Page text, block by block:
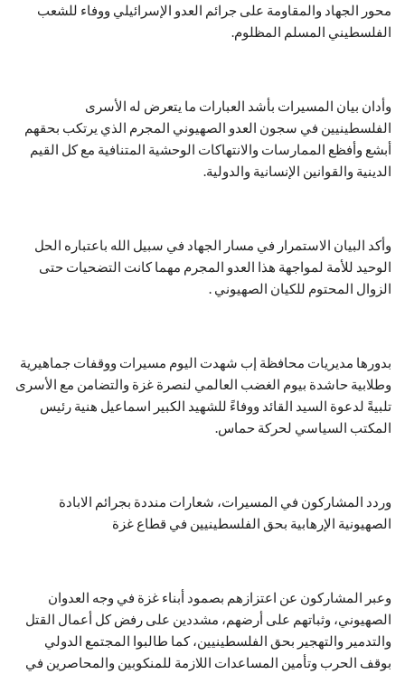
محور الجهاد والمقاومة على جرائم العدو الإسرائيلي ووفاء للشعب
الفلسطيني المسلم المظلوم.
وأدان بيان المسيرات بأشد العبارات ما يتعرض له الأسرى
الفلسطينيين في سجون العدو الصهيوني المجرم الذي يرتكب بحقهم
أبشع وأفظع الممارسات والانتهاكات الوحشية المتنافية مع كل القيم
الدينية والقوانين الإنسانية والدولية.
وأكد البيان الاستمرار في مسار الجهاد في سبيل الله باعتباره الحل
الوحيد للأمة لمواجهة هذا العدو المجرم مهما كانت التضحيات حتى
الزوال المحتوم للكيان الصهيوني .
بدورها مديريات محافظة إب شهدت اليوم مسيرات ووقفات جماهيرية
وطلابية حاشدة بيوم الغضب العالمي لنصرة غزة والتضامن مع الأسرى
تلبيةً لدعوة السيد القائد ووفاءً للشهيد الكبير اسماعيل هنية رئيس
المكتب السياسي لحركة حماس.
وردد المشاركون في المسيرات، شعارات منددة بجرائم الابادة
الصهيونية الإرهابية بحق الفلسطينيين في قطاع غزة
وعبر المشاركون عن اعتزازهم بصمود أبناء غزة في وجه العدوان
الصهيوني، وثباتهم على أرضهم، مشددين على رفض كل أعمال القتل
والتدمير والتهجير بحق الفلسطينيين، كما طالبوا المجتمع الدولي
بوقف الحرب وتأمين المساعدات اللازمة للمنكوبين والمحاصرين في